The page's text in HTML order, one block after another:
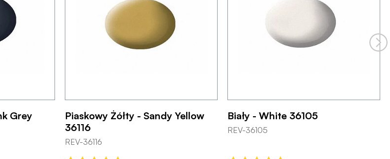
Grey
Piaskowy Żółty - Sandy Yellow
36116
REV-36116
Biały - White 36105
REV-36105